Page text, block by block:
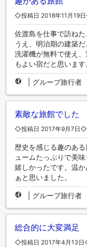
◇投稿日 2018年11月19
佐渡島を仕事で訪ね
うえ、明治期の建築
洗濯機が無料で使え
もよい宿だと思います
グループ旅行者
素敵な旅館でした
◇投稿日 2017年9月7日◇
歴史を感じる趣のあ
ュームたっぷりで美
嬉しかったです。温
ぁと思いました。
グループ旅行者
総合的に大変満足
◇投稿日 2017年4月13